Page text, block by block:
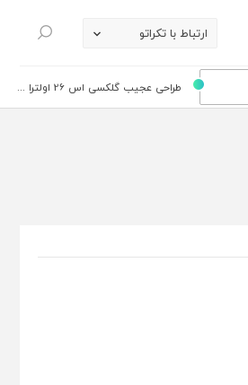
ارتباط با تکراتو
جستجو
طراحی عجیب گلکسی اس 26 اولترا ...